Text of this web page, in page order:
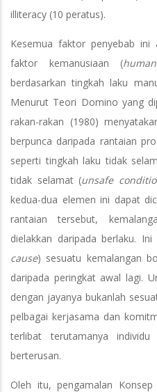
illiteracy (10 peratus).
Kesemua faktor penyebab ini
faktor kemanusiaan (
berdasarkan tingkah laku
Menurut Teori Domino yang
rakan-rakan (1980)
berpunca daripada rantaian
seperti tingkah laku tidak
tidak selamat (unsafe
kedua-dua elemen ini dapat
rantaian tersebut,
dielakkan daripada berlaku.
cause) sesuatu kemalangan
daripada peringkat awal lagi.
dengan jayanya bukanlah
pelbagai kerjasama dan
terlibat terutamanya
berterusan.
Oleh itu, pengamalan